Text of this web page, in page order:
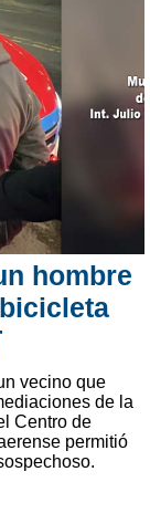
hombre
vecino que
de la
Centro de
permitió